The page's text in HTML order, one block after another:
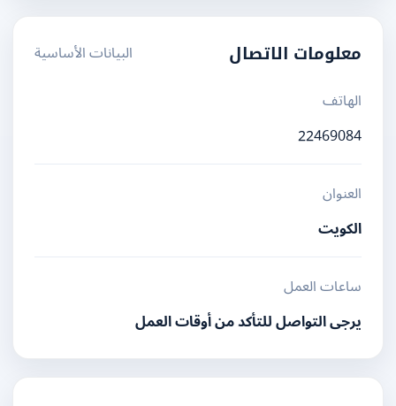
معلومات الاتصال
البيانات الأساسية
الهاتف
22469084
العنوان
الكويت
ساعات العمل
يرجى التواصل للتأكد من أوقات العمل